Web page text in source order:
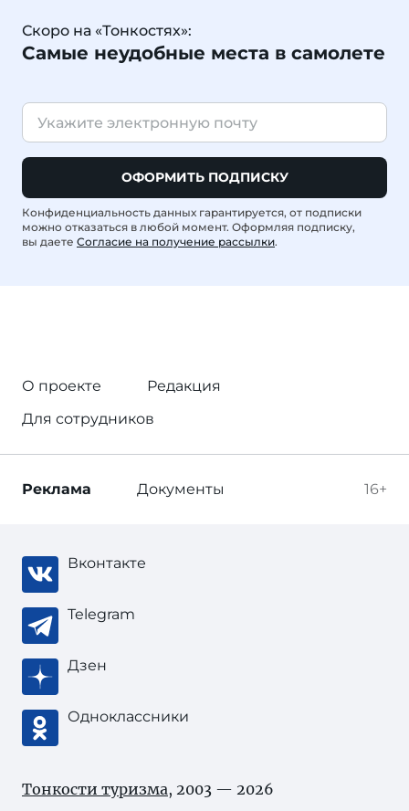
Скоро на «Тонкостях»:
Самые неудобные места в самолете
ОФОРМИТЬ ПОДПИСКУ
Конфиденциальность данных гарантируется, от подписки
можно отказаться в любой момент. Оформляя подписку,
вы даете Согласие на получение рассылки.
О проекте
Редакция
Для сотрудников
16+
Реклама Документы
Вконтакте
Telegram
Дзен
Одноклассники
Тонкости туризма, 2003 — 2026